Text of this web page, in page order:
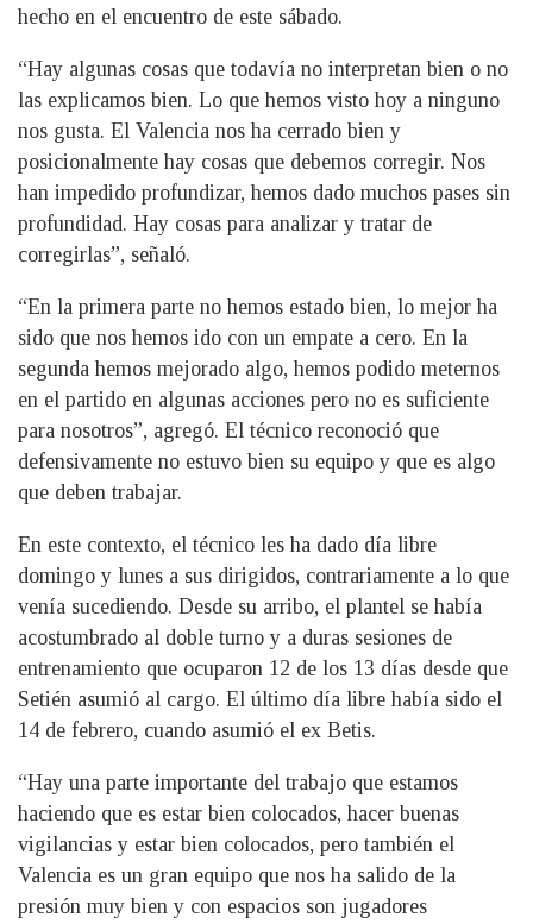
hecho en el encuentro de este sábado.
“Hay algunas cosas que todavía no interpretan bien o no
las explicamos bien. Lo que hemos visto hoy a ninguno
nos gusta. El Valencia nos ha cerrado bien y
posicionalmente hay cosas que debemos corregir. Nos
han impedido profundizar, hemos dado muchos pases sin
profundidad. Hay cosas para analizar y tratar de
corregirlas”, señaló.
“En la primera parte no hemos estado bien, lo mejor ha
sido que nos hemos ido con un empate a cero. En la
segunda hemos mejorado algo, hemos podido meternos
en el partido en algunas acciones pero no es suficiente
para nosotros”, agregó. El técnico reconoció que
defensivamente no estuvo bien su equipo y que es algo
que deben trabajar.
En este contexto, el técnico les ha dado día libre
domingo y lunes a sus dirigidos, contrariamente a lo que
venía sucediendo. Desde su arribo, el plantel se había
acostumbrado al doble turno y a duras sesiones de
entrenamiento que ocuparon 12 de los 13 días desde que
Setién asumió al cargo. El último día libre había sido el
14 de febrero, cuando asumió el ex Betis.
“Hay una parte importante del trabajo que estamos
haciendo que es estar bien colocados, hacer buenas
vigilancias y estar bien colocados, pero también el
Valencia es un gran equipo que nos ha salido de la
presión muy bien y con espacios son jugadores